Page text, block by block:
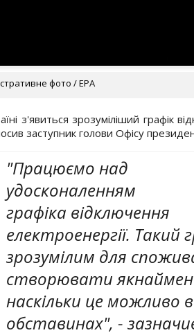
фото / EPA
з'явиться зрозуміліший графік
заступник голови Офісу
"Працюємо над
удосконаленням
графіка відключення
електроенергії.
зрозумілим для
створювати
наскільки це можливо
обставинах", -